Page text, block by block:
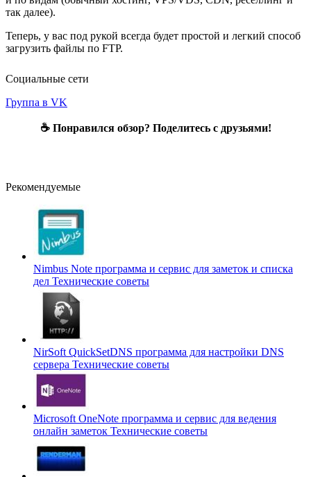
так далее).
Теперь, у вас под рукой всегда будет простой и легкий способ
загрузить файлы по FTP.
Социальные сети
Группа в VK
☕ Понравился обзор? Поделитесь с друзьями!
Рекомендуемые
Nimbus Note программа и сервис для заметок и списка
дел Технические советы
NirSoft QuickSetDNS программа для настройки DNS
сервера Технические советы
Microsoft OneNote программа и сервис для ведения
онлайн заметок Технические советы